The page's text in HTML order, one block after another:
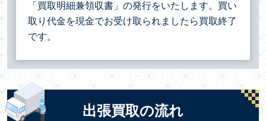
「買取明細兼領収書」の発行をいたします。買い
取り代金を現金でお受け取られましたら買取終了
です。
出張買取の流れ